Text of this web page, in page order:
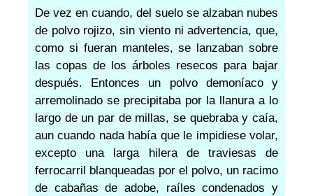
De vez en cuando, del suelo se alzaban nubes
de polvo rojizo, sin viento ni advertencia, que,
como si fueran manteles, se lanzaban sobre
las copas de los árboles resecos para bajar
después. Entonces un polvo demoníaco y
arremolinado se precipitaba por la llanura a lo
largo de un par de millas, se quebraba y caía,
aun cuando nada había que le impidiese volar,
excepto una larga hilera de traviesas de
ferrocarril blanqueadas por el polvo, un racimo
de cabañas de adobe, raíles condenados y